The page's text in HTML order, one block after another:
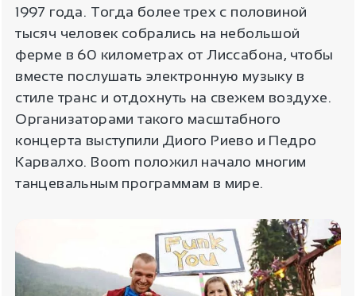
1997 года. Тогда более трех с половиной
тысяч человек собрались на небольшой
ферме в 60 километрах от Лиссабона, чтобы
вместе послушать электронную музыку в
стиле транс и отдохнуть на свежем воздухе.
Организаторами такого масштабного
концерта выступили Диого Риево и Педро
Карвалхо. Boom положил начало многим
танцевальным программам в мире.